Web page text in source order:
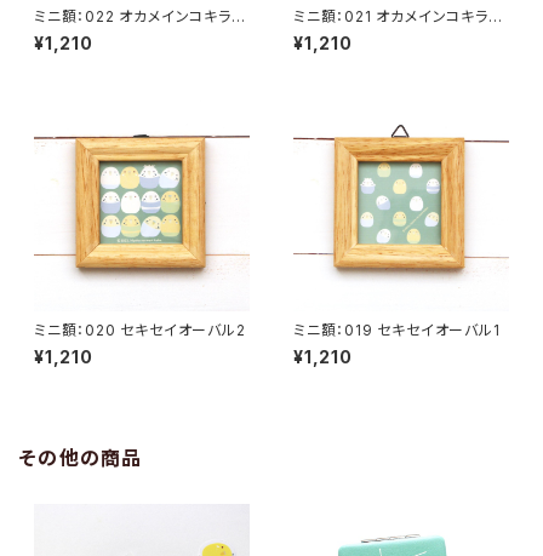
ミニ額：022 オカメインコキラキ
ラ2
¥1,210
ミニ額：021 オカメインコキラキ
ラ1
¥1,210
ミニ額：020 セキセイオーバル2
¥1,210
ミニ額：019 セキセイオーバル1
¥1,210
その他の商品